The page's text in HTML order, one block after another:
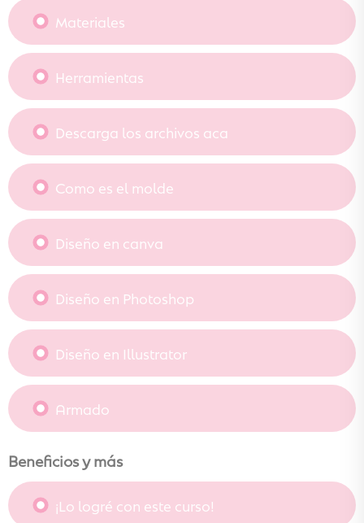
Materiales
Herramientas
Descarga los archivos aca
Como es el molde
Diseño en canva
Diseño en Photoshop
Diseño en Illustrator
Armado
Beneficios y más
¡Lo logré con este curso!